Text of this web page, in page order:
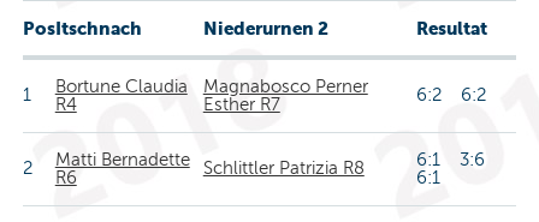
PosItschnach Niederurnen 2 Resultat
1
Bortune Claudia
R4
Magnabosco Perner
Esther R7
6:2 6:2
2
Matti Bernadette
R6
Schlittler Patrizia R8
6:1 3:6
6:1